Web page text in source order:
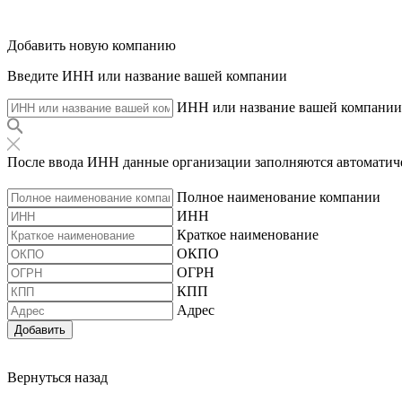
Добавить новую компанию
Введите ИНН или название вашей компании
ИНН или название вашей компании
После ввода ИНН данные организации заполняются
Полное наименование компании
ИНН
Краткое наименование
ОКПО
ОГРН
КПП
Адрес
Добавить
Вернуться назад